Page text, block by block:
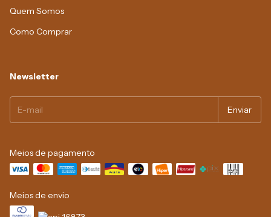
Quem Somos
Como Comprar
Newsletter
Meios de pagamento
Meios de envio